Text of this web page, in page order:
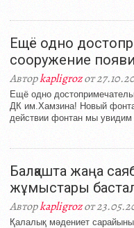
Ещё одно
сооружение
Авторkapligrozот
Ещё одно
ДК им.Хамзина! Новый
действии фонтан мы
Балқашта жаңа
жұмыстары
Авторkapligrozот
Қалалық мәдениет